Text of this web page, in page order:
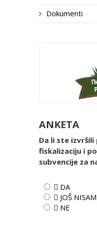
Dokumenti
ANKETA
Da li ste izvršili
fiskalizaciju i
subvencije za
 DA
 JOŠ
 NE